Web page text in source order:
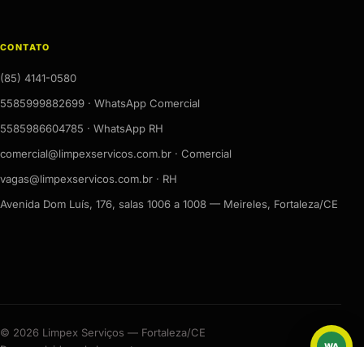
CONTATO
(85) 4141-0580
5585999882699 · WhatsApp Comercial
5585986604785 · WhatsApp RH
comercial@limpexservicos.com.br · Comercial
vagas@limpexservicos.com.br · RH
Avenida Dom Luís, 176, salas 1006 a 1008 — Meireles, Fortaleza/CE
© 2026 Limpex Serviços — Fortaleza/CE